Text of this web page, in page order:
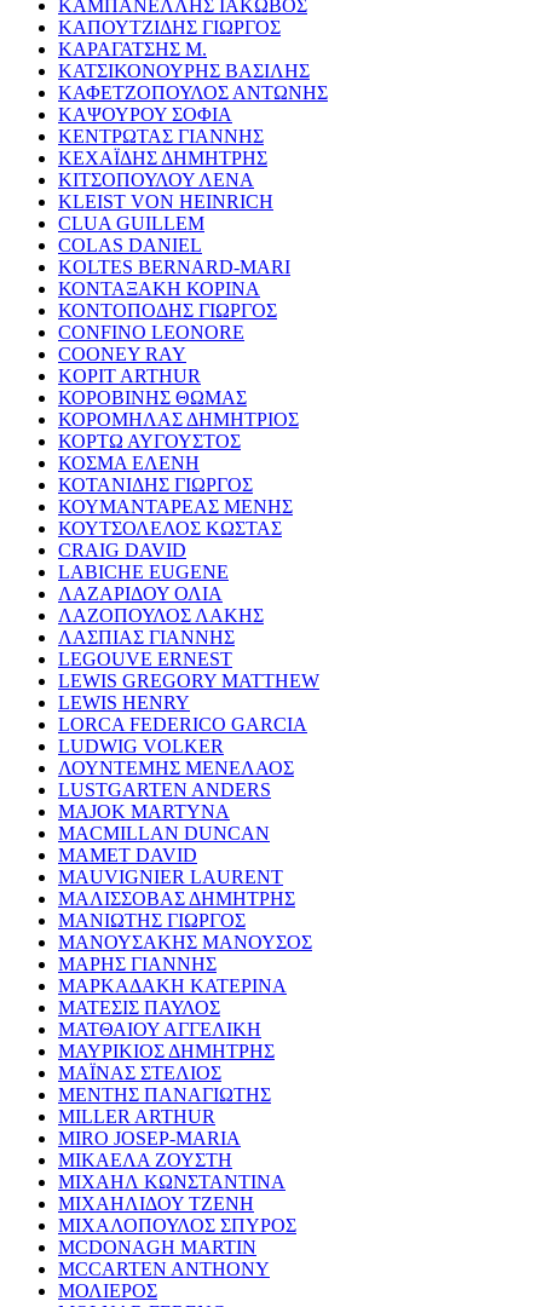
ΚΑΜΠΑΝΕΛΛΗΣ ΙΑΚΩΒΟΣ
ΚΑΠΟΥΤΖΙΔΗΣ ΓΙΩΡΓΟΣ
ΚΑΡΑΓΑΤΣΗΣ Μ.
ΚΑΤΣΙΚΟΝΟΥΡΗΣ ΒΑΣΙΛΗΣ
ΚΑΦΕΤΖΟΠΟΥΛΟΣ ΑΝΤΩΝΗΣ
ΚΑΨΟΥΡΟΥ ΣΟΦΙΑ
ΚΕΝΤΡΩΤΑΣ ΓΙΑΝΝΗΣ
ΚΕΧΑΪΔΗΣ ΔΗΜΗΤΡΗΣ
ΚΙΤΣΟΠΟΥΛΟΥ ΛΕΝΑ
KLEIST VON HEINRICH
CLUA GUILLEM
COLAS DANIEL
KOLTES BERNARD-MARI
ΚΟΝΤΑΞΑΚΗ ΚΟΡΙΝΑ
ΚΟΝΤΟΠΟΔΗΣ ΓΙΩΡΓΟΣ
CONFINO LEONORE
COONEY RAY
KOPIT ARTHUR
ΚΟΡΟΒΙΝΗΣ ΘΩΜΑΣ
ΚΟΡΟΜΗΛΑΣ ΔΗΜΗΤΡΙΟΣ
ΚΟΡΤΩ ΑΥΓΟΥΣΤΟΣ
ΚΟΣΜΑ ΕΛΕΝΗ
ΚΟΤΑΝΙΔΗΣ ΓΙΩΡΓΟΣ
ΚΟΥΜΑΝΤΑΡΕΑΣ ΜΕΝΗΣ
ΚΟΥΤΣΟΛΕΛΟΣ ΚΩΣΤΑΣ
CRAIG DAVID
LABICHE EUGENE
ΛΑΖΑΡΙΔΟΥ ΟΛΙΑ
ΛΑΖΟΠΟΥΛΟΣ ΛΑΚΗΣ
ΛΑΣΠΙΑΣ ΓΙΑΝΝΗΣ
LEGOUVE ERNEST
LEWIS GREGORY MATTHEW
LEWIS HENRY
LORCA FEDERICO GARCIA
LUDWIG VOLKER
ΛΟΥΝΤΕΜΗΣ ΜΕΝΕΛΑΟΣ
LUSTGARTEN ANDERS
MAJOK MARTYNA
MACMILLAN DUNCAN
MAMET DAVID
MAUVIGNIER LAURENT
ΜΑΛΙΣΣΟΒΑΣ ΔΗΜΗΤΡΗΣ
ΜΑΝΙΩΤΗΣ ΓΙΩΡΓΟΣ
ΜΑΝΟΥΣΑΚΗΣ ΜΑΝΟΥΣΟΣ
ΜΑΡΗΣ ΓΙΑΝΝΗΣ
ΜΑΡΚΑΔΑΚΗ ΚΑΤΕΡΙΝΑ
ΜΑΤΕΣΙΣ ΠΑΥΛΟΣ
ΜΑΤΘΑΙΟΥ ΑΓΓΕΛΙΚΗ
ΜΑΥΡΙΚΙΟΣ ΔΗΜΗΤΡΗΣ
ΜΑΪΝΑΣ ΣΤΕΛΙΟΣ
ΜΕΝΤΗΣ ΠΑΝΑΓΙΩΤΗΣ
MILLER ARTHUR
MIRO JOSEP-MARIA
ΜΙΚΑΕΛΑ ΖΟΥΣΤΗ
ΜΙΧΑΗΛ ΚΩΝΣΤΑΝΤΙΝΑ
ΜΙΧΑΗΛΙΔΟΥ ΤΖΕΝΗ
ΜΙΧΑΛΟΠΟΥΛΟΣ ΣΠΥΡΟΣ
MCDONAGH MARTIN
MCCARTEN ANTHONY
ΜΟΛΙΕΡΟΣ